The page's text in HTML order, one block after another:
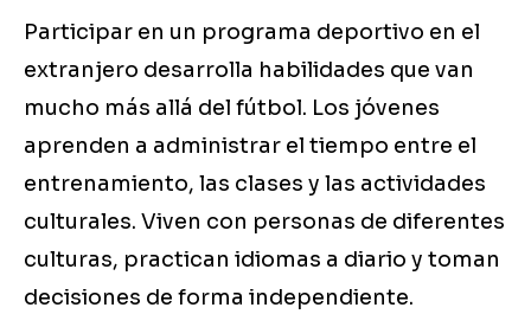
Participar en un programa deportivo en el
extranjero desarrolla habilidades que van
mucho más allá del fútbol. Los jóvenes
aprenden a administrar el tiempo entre el
entrenamiento, las clases y las actividades
culturales. Viven con personas de diferentes
culturas, practican idiomas a diario y toman
decisiones de forma independiente.